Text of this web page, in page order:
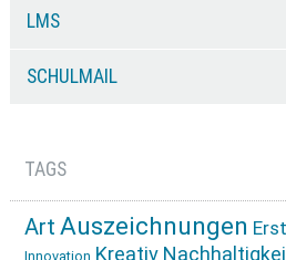
LMS
SCHULMAIL
TAGS
Art Auszeichnungen
Innovation Kreativ